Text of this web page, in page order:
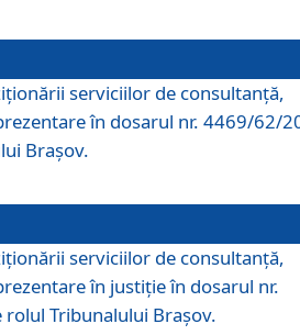
serviciilor de consultanţă,
în dosarul nr. 4469/62/
Braşov.
serviciilor de consultanţă,
în justiţie în dosarul nr.
Tribunalului Braşov.